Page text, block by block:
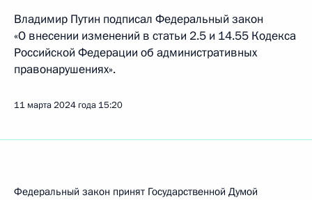
Владимир Путин подписал Федеральный закон
«О внесении изменений в статьи 2.5 и 14.55 Кодекса
Российской Федерации об административных
правонарушениях».
11 марта 2024 года 15:20
Федеральный закон принят Государственной Думой